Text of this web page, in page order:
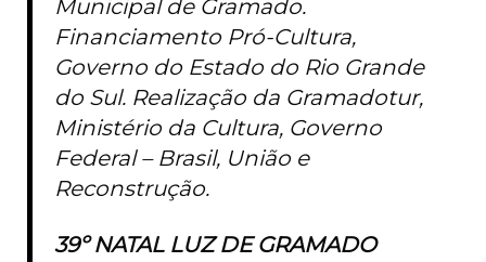
Municipal de Gramado.
Financiamento Pró-Cultura,
Governo do Estado do Rio Grande
do Sul. Realização da Gramadotur,
Ministério da Cultura, Governo
Federal – Brasil, União e
Reconstrução.
39º NATAL LUZ DE GRAMADO